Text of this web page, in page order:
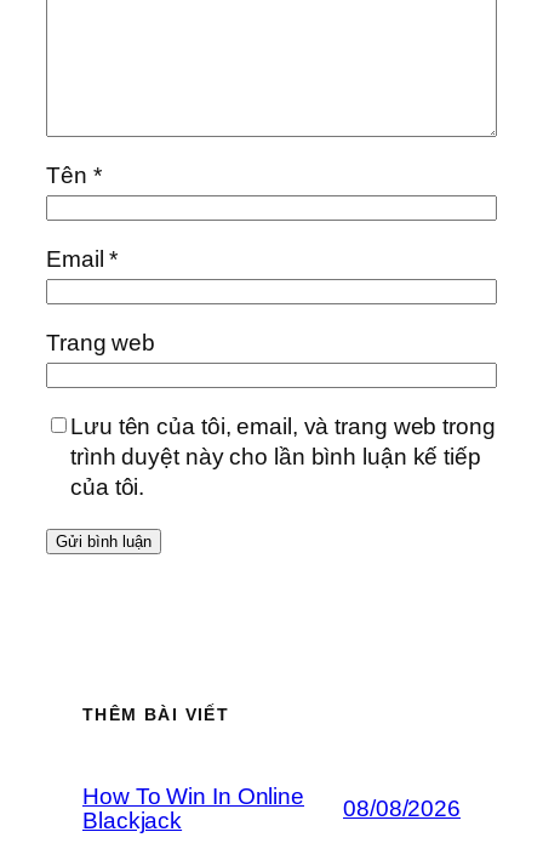
Tên *
Email*
Trang web
Lưu tên của tôi, email, và trang web trong
trình duyệt này cho lần bình luận kế tiếp
của tôi.
THÊM BÀI VIẾT
How To Win In Online
Blackjack
08/08/2026